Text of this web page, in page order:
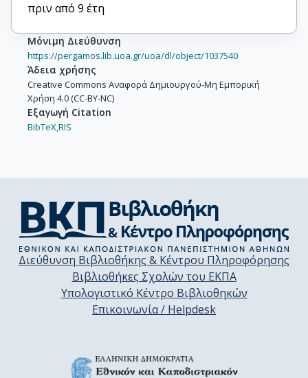
πριν από 9 έτη
Μόνιμη Διεύθυνση
https://pergamos.lib.uoa.gr/uoa/dl/object/1037540
Άδεια χρήσης
Creative Commons Αναφορά Δημιουργού-Μη Εμπορική
Χρήση 4.0 (CC-BY-NC)
Εξαγωγή Citation
BibTeX,RIS
Διεύθυνση Βιβλιοθήκης & Κέντρου Πληροφόρησης
Βιβλιοθήκες Σχολών του ΕΚΠΑ
Υπολογιστικό Κέντρο Βιβλιοθηκών
Επικοινωνία / Helpdesk